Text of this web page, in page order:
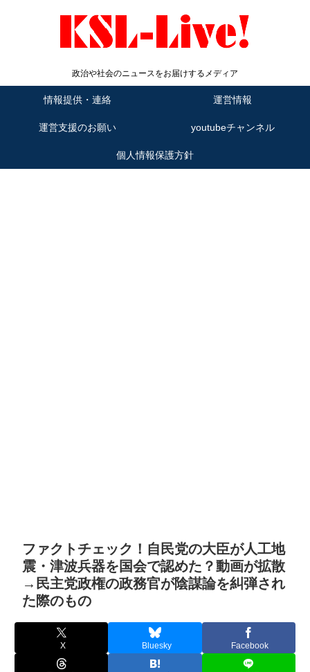
政治や社会のニュースをお届けするメディア
情報提供・連絡 運営情報
運営支援のお願い youtubeチャンネル
個人情報保護方針
ファクトチェック！自民党の大臣が人工地
震・津波兵器を国会で認めた？動画が拡散
→民主党政権の政務官が陰謀論を糾弾され
た際のもの
X Bluesky Facebook